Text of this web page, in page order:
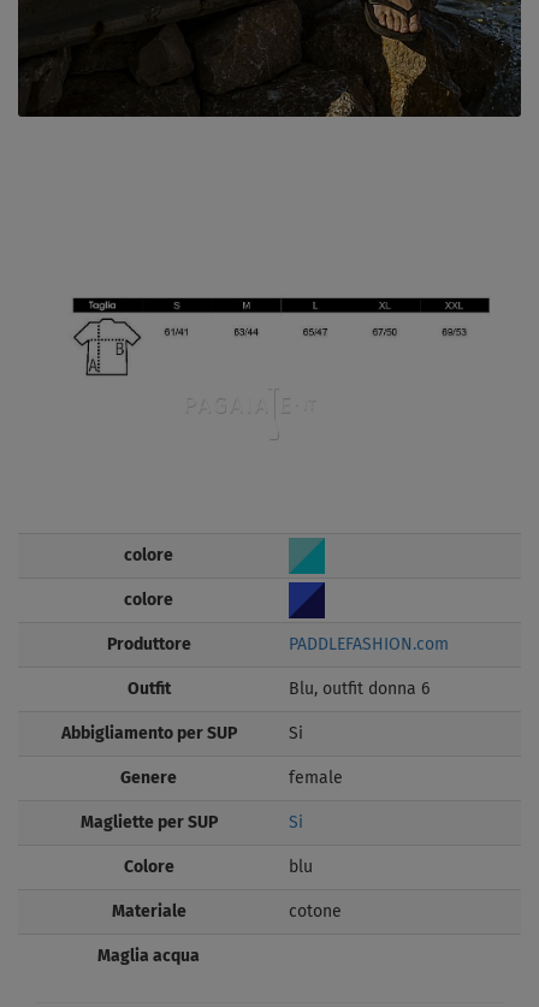
colore
colore
Produttore PADDLEFASHION.com
Outfit Blu, outfit donna 6
Abbigliamento per SUP Si
Genere female
Magliette per SUP Si
Colore blu
Materiale cotone
Maglia acqua